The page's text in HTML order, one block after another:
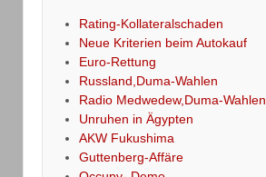
Rating-Kollateralschaden
Neue Kriterien beim Autokauf
Euro-Rettung
Russland,Duma-Wahlen
Radio Medwedew,Duma-Wahlen
Unruhen in Ägypten
AKW Fukushima
Guttenberg-Affäre